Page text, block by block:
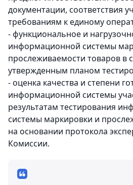
документации, соответствия
требованиям к единому
- функциональное и
информационной системы
прослеживаемости товаров в
утвержденным планом
- оценка качества и степени
информационной системы
результатам тестирования
системы маркировки и
на основании протокола
Комиссии.